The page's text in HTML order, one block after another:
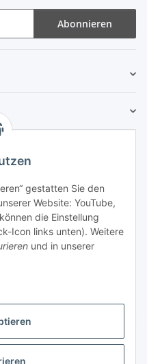
gestatten Sie den
Website: YouTube,
die Einstellung
Icon links unten). Weitere
und in unserer
Abonnieren